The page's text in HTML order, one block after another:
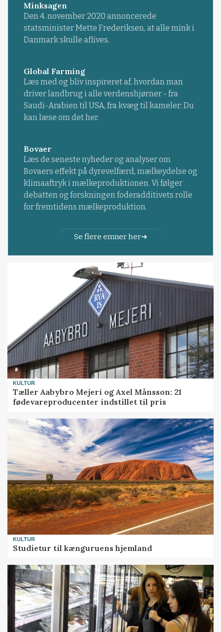
Minksagen
Den 4. november 2020 annoncerede
statsminister Mette Frederiksen, at alle mink i
Danmark skulle aflives.
Global Farming
Læs med og bliv inspireret af, hvordan man
driver landbrug i alle verdenshjørner - fra
Saudi-Arabien til USA, fra kvæg til kameler: Du
kan læse om det her.
Bovaer
Læs de seneste nyheder og analyser om
Bovaers effekt på dyrevelfærd, mælkeydelse og
klimaaftryk i mælkeproduktionen. Vi følger
debatten og forskningen foderadditivets rolle
for fremtidens mælkeproduktion.
Se flere emner her
KULTUR
Tæller Aabybro Mejeri og Axel Månsson: 21
fødevareproducenter indstillet til pris
KULTUR
Studietur til kænguruens hjemland